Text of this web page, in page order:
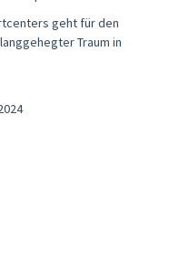
geht für den
Traum in